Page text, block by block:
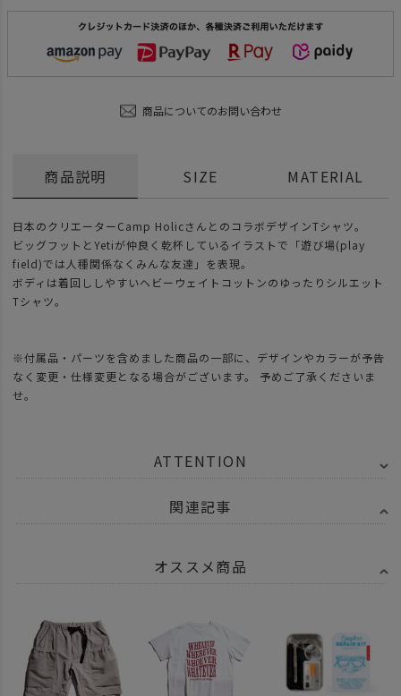
商品についてのお問い合わせ
商品説明
日本のクリエーターCamp HolicさんとのコラボデザインTシャツ。
ビッグフットとYetiが仲良く乾杯しているイラストで「遊び場(play
field)では人種関係なくみんな友達」を表現。
ボディは着回ししやすいヘビーウェイトコットンのゆったりシルエット
Tシャツ。
※付属品・パーツを含めました商品の一部に、デザインやカラーが予告
なく変更・仕様変更となる場合がございます。 予めご了承くださいま
せ。
SIZE MATERIAL
ATTENTION
関連記事
オススメ商品